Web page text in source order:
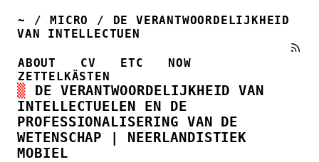
~ / MICRO /
DE VERANTWOORDELIJKHEID
VAN INTELLECTUEN
ABOUT CV ETC
NOW
ZETTELKÄSTEN
DE VERANTWOORDELIJKHEID VAN
INTELLECTUELEN EN DE
PROFESSIONALISERING VAN DE
WETENSCHAP | NEERLANDISTIEK
MOBIEL